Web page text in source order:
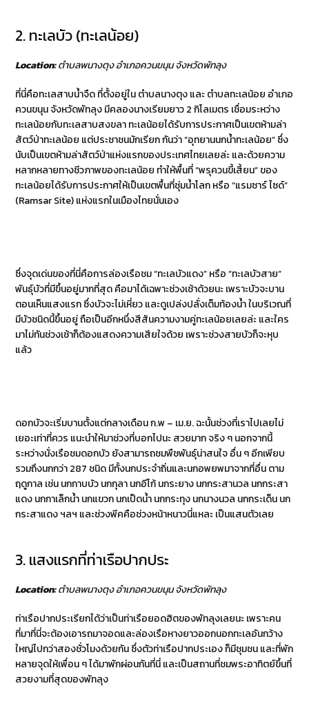
2. ทะเลบัว (ทะเลน้อย)
Location:ตำบลพนางตุง อำเภอควนขนุน จังหวัดพัทลุง
ที่นี่คือทะเลสาบน้ำจืด ที่ตั้งอยู่ใน ตำบลนางตุง และ ตำบลทะเลน้อย อำเภอ
ควนขนุน จังหวัดพัทลุง มีคลองนางเรียมยาว 2 กิโลเมตร เชื่อมระหว่าง
ทะเลน้อยกับทะเลสาบสงขลา ทะเลน้อยได้รับการประกาศเป็นเขตห้ามล่า
สัตว์ป่าทะเลน้อย แต่ประชาชนมักเรียก กันว่า “อุทยานนกน้ำทะเลน้อย” ซึ่ง
นับเป็นเขตห้ามล่าสัตว์ป่าแห่งแรกของประเทศไทยเลยล่ะ และด้วยความ
หลากหลายทางชีวภาพของทะเลน้อย ทำให้พื้นที่ “พรุควนขี้เสี้ยน” ของ
ทะเลน้อยได้รับการประกาศให้เป็นเขตพื้นที่ชุ่มน้ำโลก หรือ “แรมซาร์ ไซด์”
(Ramsar Site) แห่งแรกในเมืองไทยนั่นเอง
ซึ่งจุดเด่นของที่นี่คือการล่องเรือชม “ทะเลบัวแดง” หรือ “ทะเลบัวสาย”
พันธุ์บัวที่มีขึ้นอยู่มากที่สุด คือมาได้เฉพาะช่วงเช้าด้วยนะ เพราะบัวจะบาน
ตอนเห็นแสงแรก ซึ่งบัวจะไม่เหี่ยว และดูเปล่งปลั่งเต็มท้องน้ำ ในบริเวณที่
มีบัวชนิดนี้ขึ้นอยู่ ถือเป็นอีกหนึ่งสีสันความงามคู่ทะเลน้อยเลยล่ะ และใคร
มาไม่ทันช่วงเช้าก็ต้องแสดงความเสียใจด้วย เพราะช่วงสายบัวก็จะหุบ
แล้ว
ดอกบัวจะเริ่มบานตั้งแต่กลางเดือน ก.พ – เม.ย. ฉะนั้นช่วงที่เราไปเลยไม่
เยอะเท่าที่ควร แนะนำให้มาช่วงที่บอกไปนะ สวยมาก จริง ๆ นอกจากนี้
ระหว่างนั่งเรือชมดอกบัว ยังสามารถชมพืชพันธุ์น่าสนใจ อื่น ๆ อีกเพียบ
รวมถึงนกกว่า 287 ชนิด มีทั้งนกประจำถิ่นและนกอพยพมาจากที่อื่น ตาม
ฤดูกาล เช่น นกกาบบัว นกกุลา นกอีโก้ นกระยาง นกกระสานวล นกกระสา
แดง นกกาเล็กน้ำ นกแขวก นกเป็ดน้ำ นกกระทุง นกนางนวล นกกระเด็น นก
กระสาแดง ฯลฯ และช่วงพีคคือช่วงหน้าหนาวนี่แหละ เป็นแสนตัวเลย
3. แสงแรกที่ท่าเรือปากประ
Location:ตำบลพนางตุง อำเภอควนขนุน จังหวัดพัทลุง
ท่าเรือปากประเรียกได้ว่าเป็นท่าเรือยอดฮิตของพัทลุงเลยนะ เพราะคน
ที่มาที่นี่จะต้องเอารถมาจอดและล่องเรือหางยาวออกนอกทะเลอันกว้าง
ใหญ่ไปกว่าสองชั่วโมงด้วยกัน ซึ่งตัวท่าเรือปากประเอง ก็มีชุมชน และที่พัก
หลายจุดให้เพื่อน ๆ ได้มาพักผ่อนกันที่นี่ และเป็นสถานที่ชมพระอาทิตย์ขึ้นที่
สวยงามที่สุดของพัทลุง